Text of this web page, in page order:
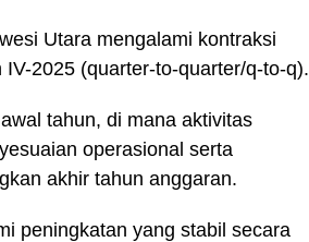
Utara mengalami kontraksi
2025 (quarter-to-quarter/q-to-q).
tahun, di mana aktivitas
operasional serta
akhir tahun anggaran.
peningkatan yang stabil secara